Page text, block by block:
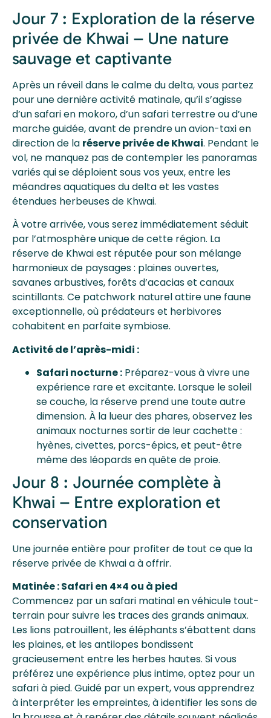
Jour 7 : Exploration de la réserve
privée de Khwai – Une nature
sauvage et captivante
Après un réveil dans le calme du delta, vous partez
pour une dernière activité matinale, qu’il s’agisse
d’un safari en mokoro, d’un safari terrestre ou d’une
marche guidée, avant de prendre un avion-taxi en
direction de la réserve privée de Khwai. Pendant le
vol, ne manquez pas de contempler les panoramas
variés qui se déploient sous vos yeux, entre les
méandres aquatiques du delta et les vastes
étendues herbeuses de Khwai.
À votre arrivée, vous serez immédiatement séduit
par l’atmosphère unique de cette région. La
réserve de Khwai est réputée pour son mélange
harmonieux de paysages : plaines ouvertes,
savanes arbustives, forêts d’acacias et canaux
scintillants. Ce patchwork naturel attire une faune
exceptionnelle, où prédateurs et herbivores
cohabitent en parfaite symbiose.
Activité de l’après-midi :
Safari nocturne : Préparez-vous à vivre une
expérience rare et excitante. Lorsque le soleil
se couche, la réserve prend une toute autre
dimension. À la lueur des phares, observez les
animaux nocturnes sortir de leur cachette :
hyènes, civettes, porcs-épics, et peut-être
même des léopards en quête de proie.
Jour 8 : Journée complète à
Khwai – Entre exploration et
conservation
Une journée entière pour profiter de tout ce que la
réserve privée de Khwai a à offrir.
Matinée : Safari en 4×4 ou à pied
Commencez par un safari matinal en véhicule tout-
terrain pour suivre les traces des grands animaux.
Les lions patrouillent, les éléphants s’ébattent dans
les plaines, et les antilopes bondissent
gracieusement entre les herbes hautes. Si vous
préférez une expérience plus intime, optez pour un
safari à pied. Guidé par un expert, vous apprendrez
à interpréter les empreintes, à identifier les sons de